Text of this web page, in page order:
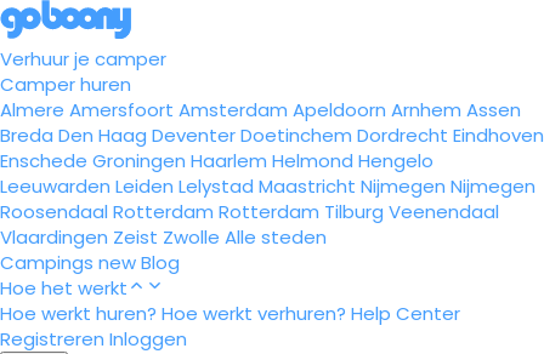
Verhuur je camper
Camper huren
Almere Amersfoort Amsterdam Apeldoorn Arnhem Assen
Breda Den Haag DeventerDoetinchem Dordrecht Eindhoven
Enschede Groningen Haarlem Helmond Hengelo
Leeuwarden Leiden Lelystad Maastricht Nijmegen Nijmegen
Roosendaal Rotterdam Rotterdam Tilburg Veenendaal
Vlaardingen Zeist Zwolle Alle steden
Campings newBlog
Hoe het werkt
Hoe werkt huren? Hoe werkt verhuren? Help Center
Registreren Inloggen